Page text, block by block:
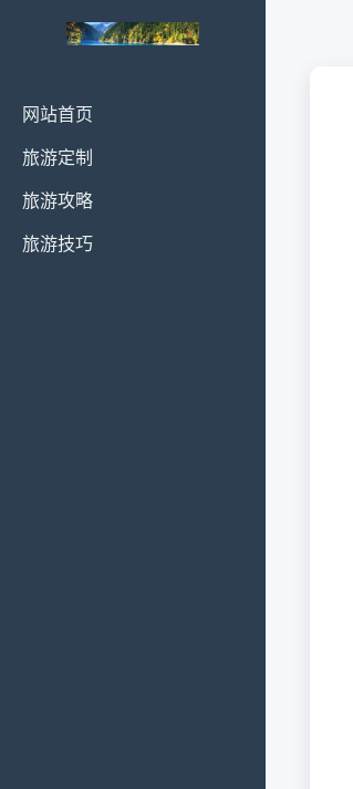
网站首页
旅游定制
旅游攻略
旅游技巧